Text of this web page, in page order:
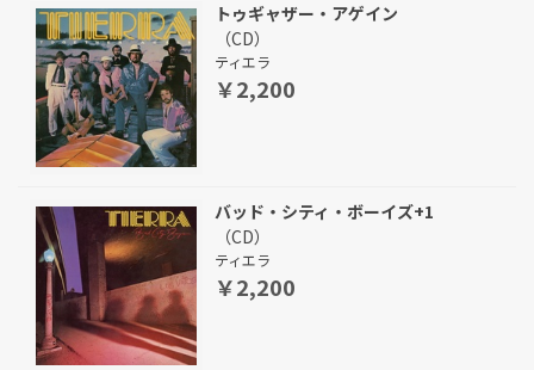
トゥギャザー・アゲイン
（CD）
ティエラ
￥2,200
バッド・シティ・ボーイズ+1
（CD）
ティエラ
￥2,200